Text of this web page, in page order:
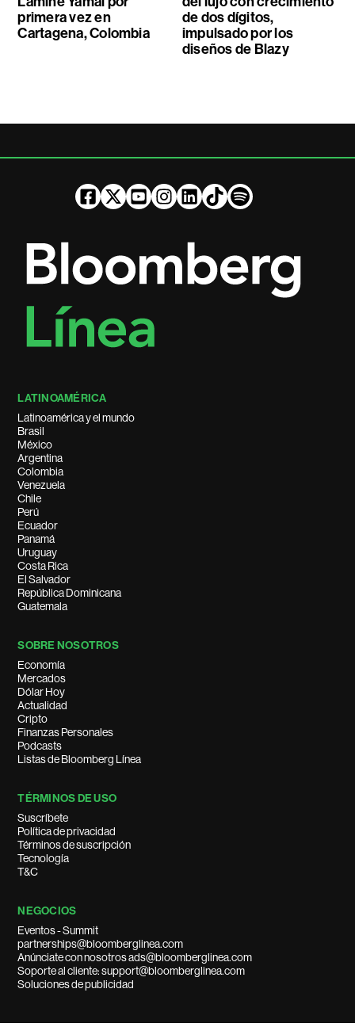
primera vez en
Cartagena, Colombia
de dos dígitos,
impulsado por los
diseños de Blazy
LATINOAMÉRICA
Latinoamérica y el mundo
Brasil
México
Argentina
Colombia
Venezuela
Chile
Perú
Ecuador
Panamá
Uruguay
Costa Rica
El Salvador
República Dominicana
Guatemala
SOBRE NOSOTROS
Economía
Mercados
Dólar Hoy
Actualidad
Cripto
Finanzas Personales
Podcasts
Listas de Bloomberg Línea
TÉRMINOS DE USO
Suscríbete
Política de privacidad
Términos de suscripción
Tecnología
T&C
NEGOCIOS
Eventos - Summit
partnerships@bloomberglinea.com
Anúnciate con nosotros ads@bloomberglinea.com
Soporte al cliente: support@bloomberglinea.com
Soluciones de publicidad